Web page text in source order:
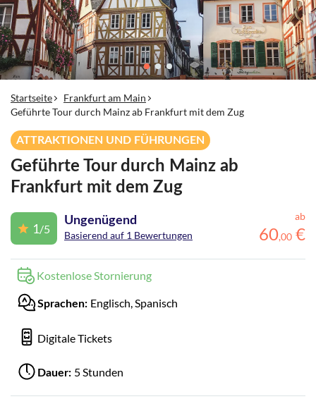
Startseite
Frankfurt am Main
Geführte Tour durch Mainz ab Frankfurt mit dem Zug
ATTRAKTIONEN UND FÜHRUNGEN
Geführte Tour durch Mainz ab
Frankfurt mit dem Zug
1/5
Ungenügend
Basierend auf 1 Bewertungen
ab
60,00 €
Kostenlose Stornierung
Sprachen: Englisch, Spanisch
Digitale Tickets
Dauer: 5 Stunden